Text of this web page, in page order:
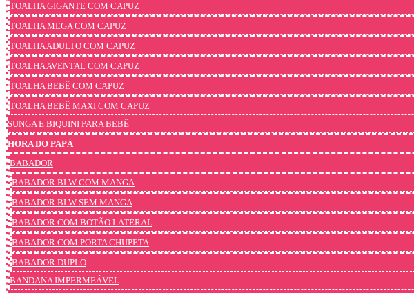
TOALHA GIGANTE COM CAPUZ
TOALHA MEGA COM CAPUZ
TOALHA ADULTO COM CAPUZ
TOALHA AVENTAL COM CAPUZ
TOALHA BEBÊ COM CAPUZ
TOALHA BEBÊ MAXI COM CAPUZ
SUNGA E BIQUINI PARA BEBÊ
HORA DO PAPÁ
BABADOR
BABADOR BLW COM MANGA
BABADOR BLW SEM MANGA
BABADOR COM BOTÃO LATERAL
BABADOR COM PORTA CHUPETA
BABADOR DUPLO
BANDANA IMPERMEÁVEL